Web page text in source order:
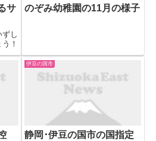
サ
し
！
のぞみ幼稚園の11月の様子
伊豆の国市
静岡･伊豆の国市の国指定